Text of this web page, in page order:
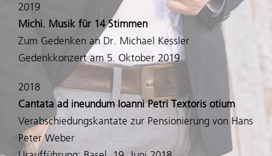
2019
Michi. Musik für 14 Stimmen
Zum Gedenken an Dr. Michael Kessler
Gedenkkonzert am 5. Oktober 2019
2018
Cantata ad ineundum Ioanni Petri Textoris otium
Verabschiedungskantate zur Pensionierung von Hans
Peter Weber